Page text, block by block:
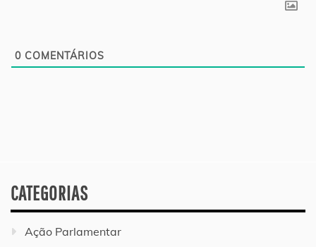
0 COMENTÁRIOS
CATEGORIAS
Ação Parlamentar